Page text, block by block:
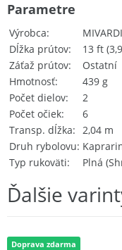
Výrobca
MIVARDI
Dĺžka prútov
13 ft
Záťaž prútov
Ostatní
Hmotnosť
439 g
Počet dielov
2
Počet očiek
6
Transp. dĺžka
2,04 m
Druh rybolovu
Typ rukoväti
Plná
Parametre
Ďalšie
Doprava zdarma